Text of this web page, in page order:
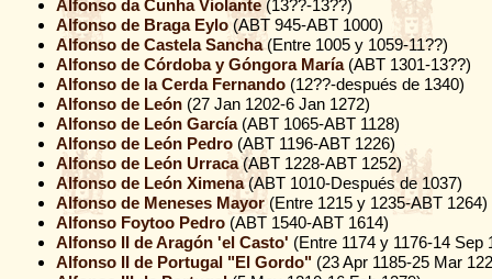
Alfonso da Cunha Violante (13??-13??)
Alfonso de Braga Eylo (ABT 945-ABT 1000)
Alfonso de Castela Sancha(Entre 1005 y 1059-11??)
Alfonso de Córdoba y Góngora María(ABT 1301-13??)
Alfonso de la Cerda Fernando (12??-después de 1340)
Alfonso de León (27 Jan 1202-6 Jan 1272)
Alfonso de León García(ABT 1065-ABT 1128)
Alfonso de León Pedro (ABT 1196-ABT 1226)
Alfonso de León Urraca(ABT 1228-ABT 1252)
Alfonso de León Ximena(ABT 1010-Después de 1037)
Alfonso de Meneses Mayor(Entre 1215 y 1235-ABT 1264)
Alfonso Foytoo Pedro (ABT 1540-ABT 1614)
Alfonso II de Aragón 'el Casto' (Entre 1174 y 1176-14 Sep
Alfonso II de Portugal "El Gordo" (23 Apr 1185-25 Mar